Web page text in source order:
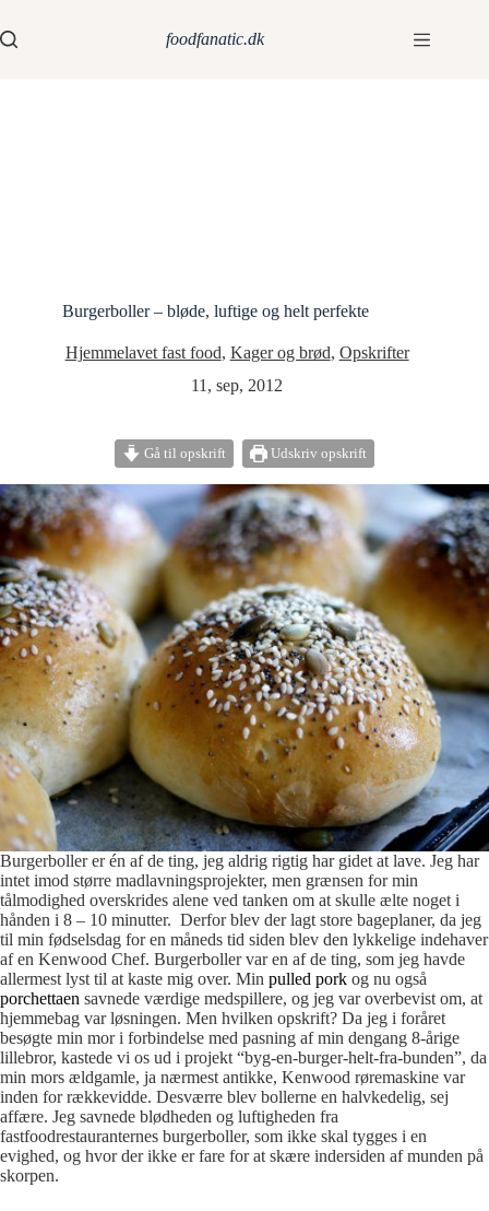
foodfanatic.dk
Burgerboller – bløde, luftige og helt perfekte
Hjemmelavet fast food, Kager og brød, Opskrifter
11, sep, 2012
Gå til opskrift Udskriv opskrift
Burgerboller er én af de ting, jeg aldrig rigtig har gidet at lave. Jeg har
intet imod større madlavningsprojekter, men grænsen for min
tålmodighed overskrides alene ved tanken om at skulle ælte noget i
hånden i 8 – 10 minutter. Derfor blev der lagt store bageplaner, da jeg
til min fødselsdag for en måneds tid siden blev den lykkelige indehaver
af en Kenwood Chef. Burgerboller var en af de ting, som jeg havde
allermest lyst til at kaste mig over. Min pulled pork og nu også
porchettaen savnede værdige medspillere, og jeg var overbevist om, at
hjemmebag var løsningen. Men hvilken opskrift? Da jeg i foråret
besøgte min mor i forbindelse med pasning af min dengang 8-årige
lillebror, kastede vi os ud i projekt “byg-en-burger-helt-fra-bunden”, da
min mors ældgamle, ja nærmest antikke, Kenwood røremaskine var
inden for rækkevidde. Desværre blev bollerne en halvkedelig, sej
affære. Jeg savnede blødheden og luftigheden fra
fastfoodrestauranternes burgerboller, som ikke skal tygges i en
evighed, og hvor der ikke er fare for at skære indersiden af munden på
skorpen.